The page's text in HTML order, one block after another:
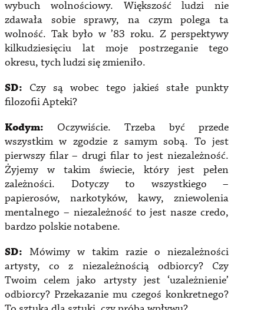
wybuch wolnościowy. Większość ludzi nie
zdawała sobie sprawy, na czym polega ta
wolność. Tak było w ’83 roku. Z perspektywy
kilkudziesięciu lat moje postrzeganie tego
okresu, tych ludzi się zmieniło.
SD: Czy są wobec tego jakieś stałe punkty
filozofii Apteki?
Kodym: Oczywiście. Trzeba być przede
wszystkim w zgodzie z samym sobą. To jest
pierwszy filar – drugi filar to jest niezależność.
Żyjemy w takim świecie, który jest pełen
zależności. Dotyczy to wszystkiego –
papierosów, narkotyków, kawy, zniewolenia
mentalnego – niezależność to jest nasze credo,
bardzo polskie notabene.
SD: Mówimy w takim razie o niezależności
artysty, co z niezależnością odbiorcy? Czy
Twoim celem jako artysty jest ‘uzależnienie’
odbiorcy? Przekazanie mu czegoś konkretnego?